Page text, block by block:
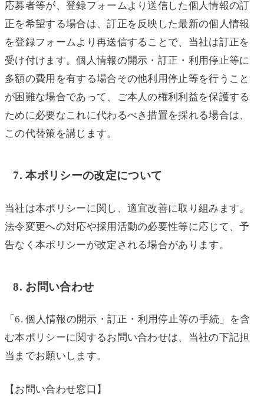
応募者等が、登録フォームより送信した個人情報の訂
正を希望する場合は、訂正を反映した最新の個人情報
を登録フォームより再送信することで、当社は訂正を
受け付けます。個人情報の開示・訂正・利用停止等に
多額の費用を有する場合その他利用停止等を行うこと
が困難な場合であって、ご本人の権利利益を保護する
ために必要なこれに代わるべき措置を採れる場合は、
この代替策を講じます。
7. 本ポリシーの改定について
当社は本ポリシーに関し、適宜改善に取り組みます。
法令変更への対応や採用活動の必要性等に応じて、予
告なく本ポリシーが改定される場合があります。
8. お問い合わせ
「6. 個人情報の開示・訂正・利用停止等の手続」を含
む本ポリシーに関するお問い合わせは、当社の下記担
当までお願いします。
【お問い合わせ窓口】